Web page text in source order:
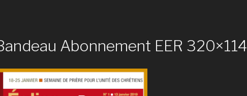
Abonnement EER 320×114